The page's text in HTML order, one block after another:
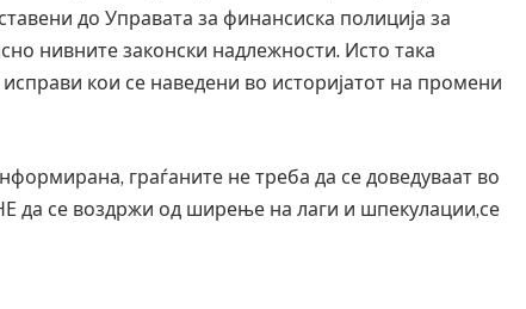
до Управата за финансиска полиција за
нивните законски надлежности. Исто така
кои се наведени во историјатот на промени
граѓаните не треба да се доведуваат во
да се воздржи од ширење на лаги и шпекулации,се